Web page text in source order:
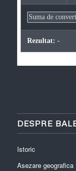
Rezultat: -
DESPRE
Istoric
Asezare geografica